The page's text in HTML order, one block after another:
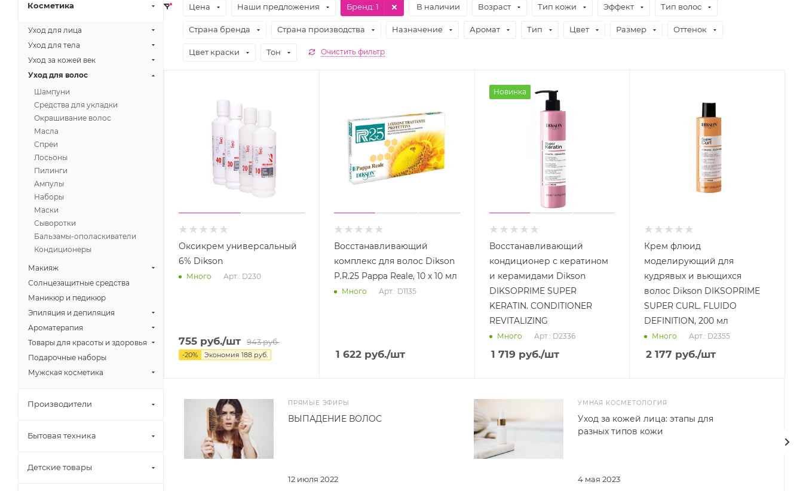
Цена Наши предложения Бренд: 1 В наличии Возраст Тип кожи Эффект Тип волос
Страна бренда Страна производства Назначение Аромат Тип Цвет Размер Оттенок
Цвет краски Тон Очистить фильтр
Оксикрем универсальный
6% Dikson
Много Арт.: D230
755 руб./шт 943руб.
-20% Экономия 188 руб.
Восстанавливающий
комплекс для волос Dikson
P.R.25 Pappa Reale, 10 х 10 мл
Много Арт.: D1135
1 622руб./шт
Новинка
Восстанавливающий
кондиционер с кератином
и керамидами Dikson
DIKSOPRIME SUPER
KERATIN. CONDITIONER
REVITALIZING
Много Арт.: D2336
1 719 руб./шт
Крем флюид
моделирующий для
кудрявых и вьющихся
волос Dikson DIKSOPRIME
SUPER CURL. FLUIDO
DEFINITION, 200 мл
Много Арт.: D2355
2 177 руб./шт
ПРЯМЫЕ ЭФИРЫ
12 июля 2022
ВЫПАДЕНИЕ ВОЛОС
УМНАЯ КОСМЕТОЛОГИЯ
4 мая 2023
Уход за кожей лица: этапы для
разных типов кожи
Косметика
Уход для лица
Уход для тела
Уход за кожей век
Уход для волос
Шампуни
Средства для укладки
Окрашивание волос
Масла
Спреи
Лосьоны
Пилинги
Ампулы
Наборы
Маски
Сыворотки
Бальзамы-ополаскиватели
Кондиционеры
Макияж
Солнцезащитные средства
Маникюр и педикюр
Эпиляция и депиляция
Ароматерапия
Товары для красоты и здоровья
Подарочные наборы
Мужская косметика
Производители
Бытовая техника
Детские товары